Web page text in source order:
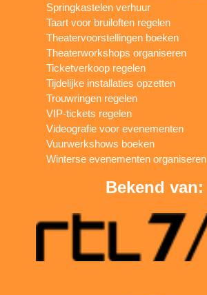
Springkastelen verhuur
Taart voor bruiloften regelen
Theatervoorstellingen boeken
Theaterworkshops organiseren
Ticketverkoop regelen
Tijdelijke installaties opzetten
Trouwringen regelen
VIP-tickets regelen
Videografie voor evenementen
Vuurwerkshows boeken
Winterse evenementen organiseren
Bekend van: